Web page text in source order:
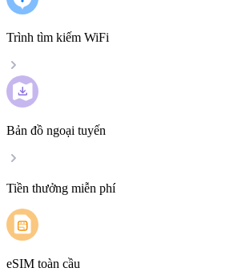
Trình tìm kiếm WiFi
Bản đồ ngoại tuyến
Tiền thưởng miễn phí
eSIM toàn cầu